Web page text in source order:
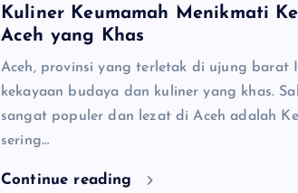
Kuliner Keumamah Menikmati
Aceh yang Khas
Aceh, provinsi yang terletak di ujung barat
kekayaan budaya dan kuliner yang khas.
sangat populer dan lezat di Aceh adalah
sering…
Continue reading